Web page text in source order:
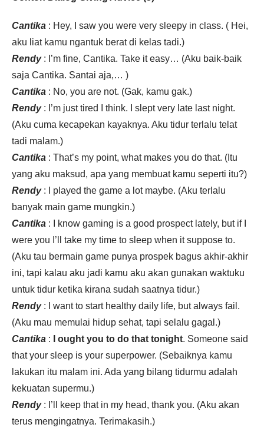
Cantika : Hey, I saw you were very sleepy in class. ( Hei,
aku liat kamu ngantuk berat di kelas tadi.)
Rendy: I’m fine, Cantika. Take it easy… (Aku baik-baik
saja Cantika. Santai aja,… )
Cantika : No, you are not. (Gak, kamu gak.)
Rendy: I’m just tired I think. I slept very late last night.
(Aku cuma kecapekan kayaknya. Aku tidur terlalu telat
tadi malam.)
Cantika : That’s my point, what makes you do that. (Itu
yang aku maksud, apa yang membuat kamu seperti itu?)
Rendy: I played the game a lot maybe. (Aku terlalu
banyak main game mungkin.)
Cantika : I know gaming is a good prospect lately, but if I
were you I’ll take my time to sleep when it suppose to.
(Aku tau bermain game punya prospek bagus akhir-akhir
ini, tapi kalau aku jadi kamu aku akan gunakan waktuku
untuk tidur ketika kirana sudah saatnya tidur.)
Rendy: I want to start healthy daily life, but always fail.
(Aku mau memulai hidup sehat, tapi selalu gagal.)
Cantika : I ought you to do that tonight. Someone said
that your sleep is your superpower. (Sebaiknya kamu
lakukan itu malam ini. Ada yang bilang tidurmu adalah
kekuatan supermu.)
Rendy: I’ll keep that in my head, thank you. (Aku akan
terus mengingatnya. Terimakasih.)